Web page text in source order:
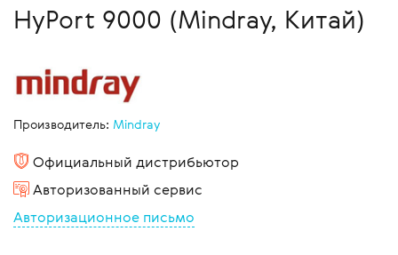
HyPort 9000 (Mindray, Китай)
Производитель: Mindray
Официальный дистрибьютор
Авторизованный сервис
Авторизационное письмо